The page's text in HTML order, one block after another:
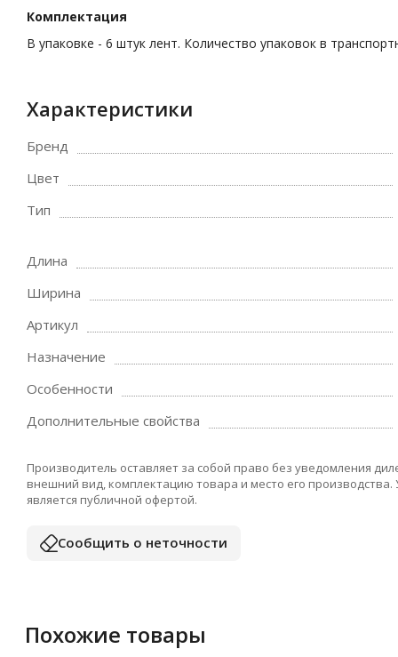
Комплектация
В упаковке - 6 штук лент. Количество упаковок в
Характеристики
Бренд
Цвет
Тип
Длина
Ширина
Артикул
Назначение
Особенности
Дополнительные свойства
Производитель оставляет за собой право без уведомления
внешний вид, комплектацию товара и место его
является публичной офертой.
Сообщить о неточности
Похожие товары